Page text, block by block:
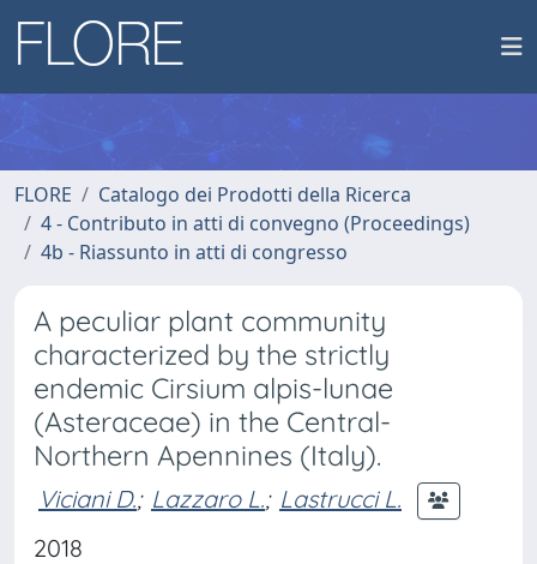
FLORE
Catalogo dei Prodotti della Ricerca
4 - Contributo in atti di convegno (Proceedings)
4b - Riassunto in atti di congresso
A peculiar plant community
characterized by the strictly
endemic Cirsium alpis-lunae
(Asteraceae) in the Central-
Northern Apennines (Italy).
Viciani D.; Lazzaro L.; Lastrucci L.
2018